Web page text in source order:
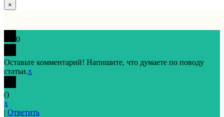
×
0
Оставьте комментарий! Напишите, что думаете по поводу
статьи.x
()
x
| Ответить